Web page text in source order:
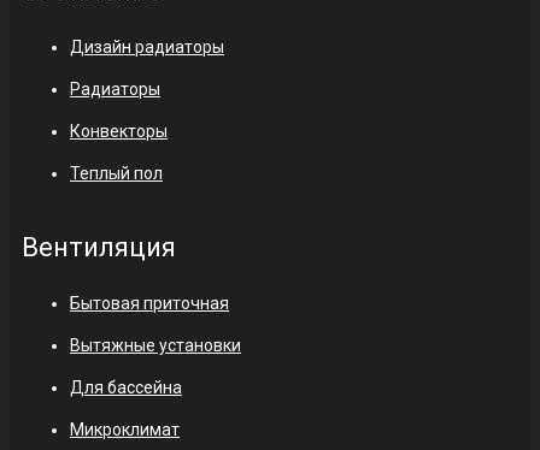
Дизайн радиаторы
Радиаторы
Конвекторы
Теплый пол
Вентиляция
Бытовая приточная
Вытяжные установки
Для бассейна
Микроклимат